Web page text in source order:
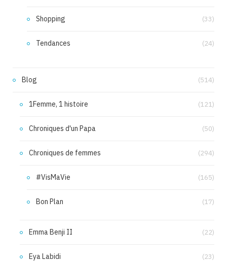
Shopping (33)
Tendances (24)
Blog (514)
1Femme, 1 histoire (121)
Chroniques d'un Papa (50)
Chroniques de femmes (294)
#VisMaVie (165)
Bon Plan (17)
Emma Benji II (22)
Eya Labidi (23)